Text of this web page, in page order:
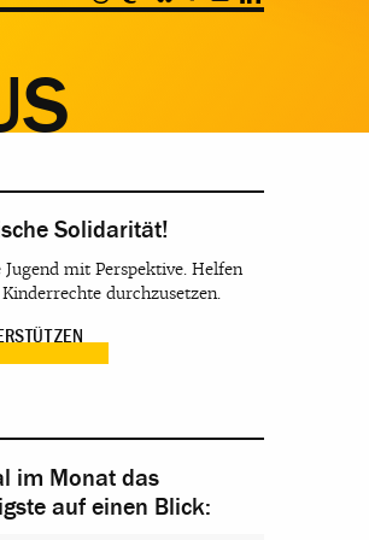
Solidarität!
Jugend mit Perspektive. Helfen
durchzusetzen.
im Monat das
auf einen Blick: